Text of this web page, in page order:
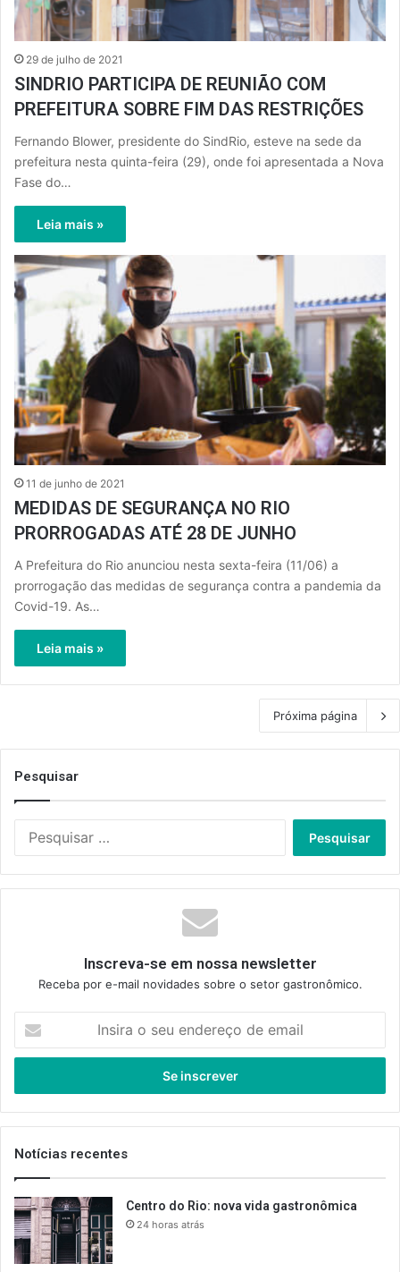
29 de julho de 2021
SINDRIO PARTICIPA DE REUNIÃO COM
PREFEITURA SOBRE FIM DAS RESTRIÇÕES
Fernando Blower, presidente do SindRio, esteve na sede da
prefeitura nesta quinta-feira (29), onde foi apresentada a Nova
Fase do…
Leia mais »
11 de junho de 2021
MEDIDAS DE SEGURANÇA NO RIO
PRORROGADAS ATÉ 28 DE JUNHO
A Prefeitura do Rio anunciou nesta sexta-feira (11/06) a
prorrogação das medidas de segurança contra a pandemia da
Covid-19. As…
Leia mais »
Próxima página
Pesquisar
Inscreva-se em nossa newsletter
Receba por e-mail novidades sobre o setor gastronômico.
seu
de
email
Notícias recentes
Centro do Rio: nova vida gastronômica
24 horas atrás